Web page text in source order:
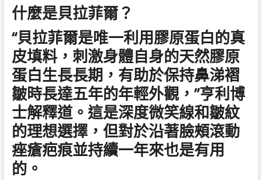
什麼是貝拉菲爾？
“貝拉菲爾是唯一利用膠原蛋白的真
皮填料，刺激身體自身的天然膠原
蛋白生長長期，有助於保持鼻涕褶
皺時長達五年的年輕外觀，”亨利博
士解釋道。這是深度微笑線和皺紋
的理想選擇，但對於沿著臉頰滾動
痤瘡疤痕並持續一年來也是有用
的。